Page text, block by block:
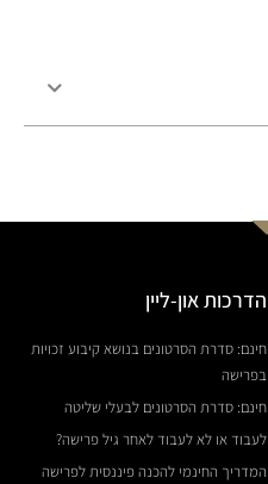
הדרכות און-ליין
חינם: סדרת הסרטונים בנושא קיבוע זכויות
בפרישה
חינם: סדרת הסרטונים לבעלי שליטה
לעבוד או לא לעבוד לאחר גיל פרישה?
המדריך החינמי להכנה פיננסית לפרישה